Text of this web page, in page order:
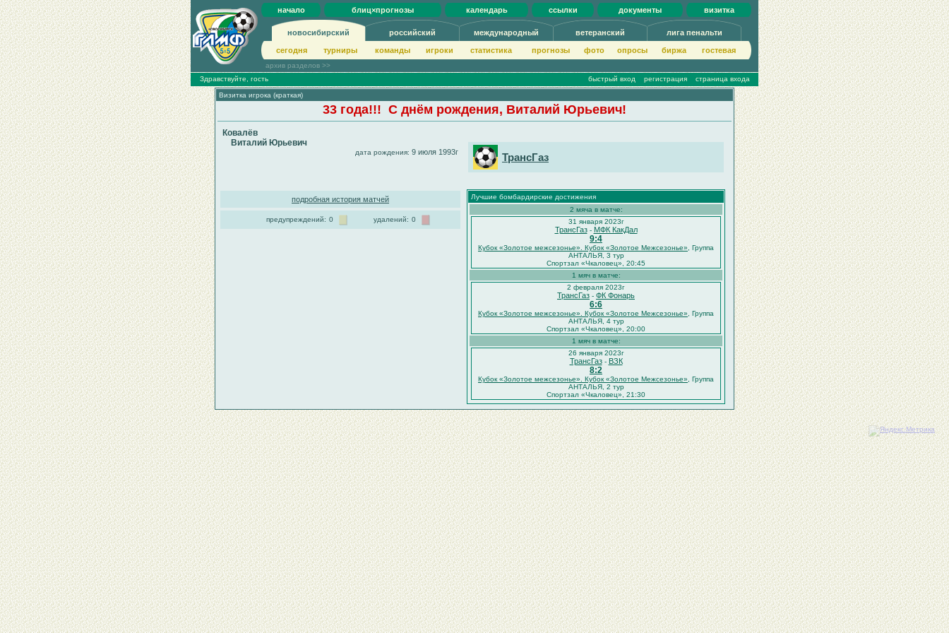
начало блиц×прогнозы календарь ссылки документы визитка
новосибирский российский международный ветеранский лига пенальти
сегодня турниры команды игроки статистика прогнозы фото опросы биржа гoстeвая
архив разделов >>
Здравствуйте, гость
быстрый вход регистрация страница входа
Визитка игрока (краткая)
33 года!!! С днём рождения, Виталий Юрьевич!
Ковалёв
Виталий Юрьевич
дата рождения: 9 июля 1993г
подробная история матчей
предупреждений: 0 удалений: 0
ТрансГаз
Лучшие бомбардирские достижения
2 мяча в матче:
31 января 2023г
ТрансГаз- МФК КакДал
9:4
Кубок «Золотое межсезонье». Кубок «Золотое Межсезонье» , Группа
АНТАЛЬЯ, 3 тур
Спортзал «Чкаловец», 20:45
1 мяч в матче:
2 февраля 2023г
ТрансГаз - ФК Фонарь
6:6
Кубок «Золотое межсезонье». Кубок «Золотое Межсезонье» , Группа
АНТАЛЬЯ, 4 тур
Спортзал «Чкаловец», 20:00
1 мяч в матче:
26 января 2023г
ТрансГаз- ВЗК
8:2
Кубок «Золотое межсезонье». Кубок «Золотое Межсезонье» , Группа
АНТАЛЬЯ, 2 тур
Спортзал «Чкаловец», 21:30